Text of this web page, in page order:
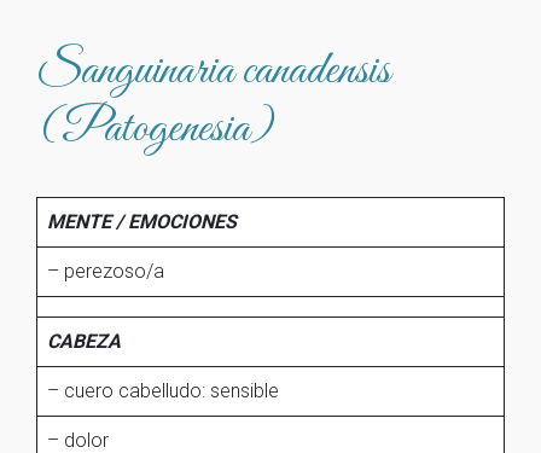
Sanguinaria canadensis
(Patogenesia)
MENTE / EMOCIONES
– perezoso/a
CABEZA
– cuero cabelludo: sensible
– dolor